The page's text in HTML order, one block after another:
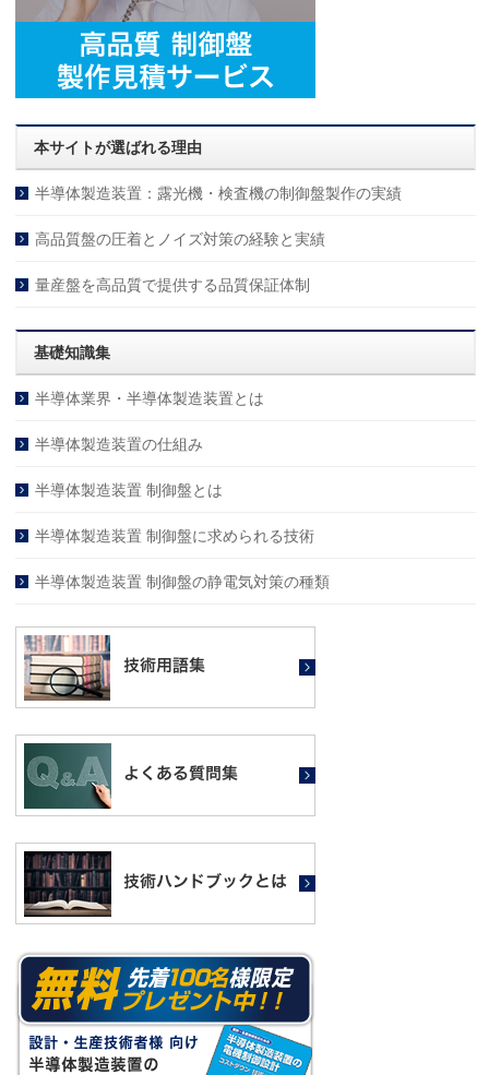
本サイトが選ばれる理由
半導体製造装置：露光機・検査機の制御盤製作の実績
高品質盤の圧着とノイズ対策の経験と実績
量産盤を高品質で提供する品質保証体制
基礎知識集
半導体業界・半導体製造装置とは
半導体製造装置の仕組み
半導体製造装置 制御盤とは
半導体製造装置 制御盤に求められる技術
半導体製造装置 制御盤の静電気対策の種類